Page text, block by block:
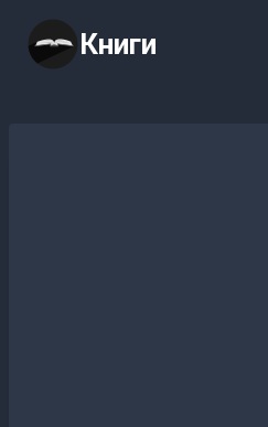
содержимому
Книги